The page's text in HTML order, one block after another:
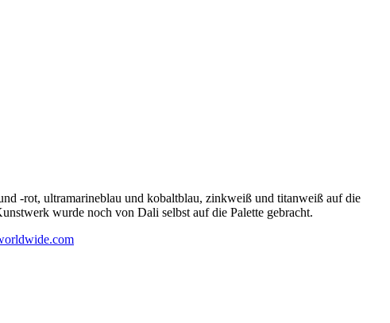
-rot, ultramarineblau und kobaltblau, zinkweiß und titanweiß auf die
wurde noch von Dali selbst auf die Palette gebracht.